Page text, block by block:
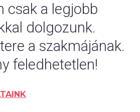
csak a legjobb
dolgozunk.
a szakmájának.
feledhetetlen!